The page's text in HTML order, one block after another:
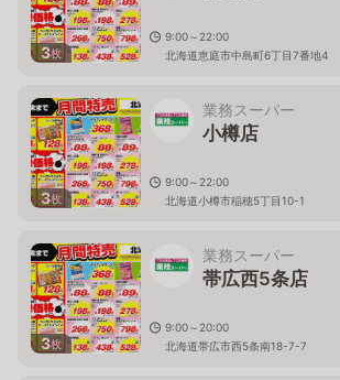
3枚
9:00～22:00
北海道恵庭市中島町6丁目7番地4
3枚
業務スーパー
小樽店
9:00～22:00
北海道小樽市稲穂5丁目10-1
3枚
業務スーパー
帯広西5条店
9:00～20:00
北海道帯広市西5条南18-7-7